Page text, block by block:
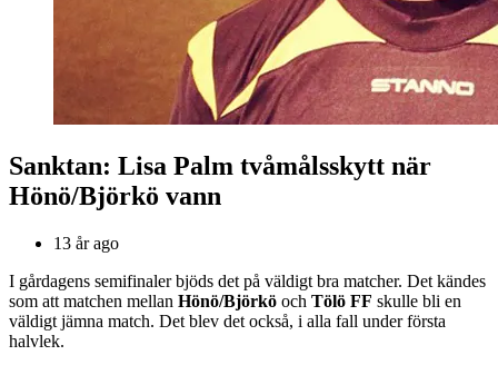
Sanktan: Lisa Palm tvåmålsskytt när
Hönö/Björkö vann
13 år ago
I gårdagens semifinaler bjöds det på väldigt bra matcher. Det kändes
som att matchen mellan Hönö/Björkö och Tölö FF skulle bli en
väldigt jämna match. Det blev det också, i alla fall under första
halvlek.